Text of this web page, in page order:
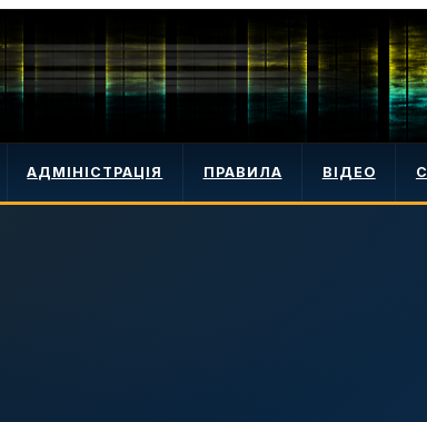
АДМІНІСТРАЦІЯ ПРАВИЛА ВІДЕО